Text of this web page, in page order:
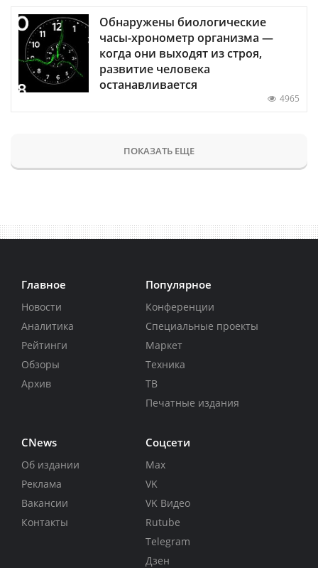
Обнаружены биологические
часы-хронометр организма —
когда они выходят из строя,
развитие человека
останавливается
4965
ПОКАЗАТЬ ЕЩЕ
Главное
Новости
Аналитика
Рейтинги
Обзоры
Архив
Популярное
Конференции
Специальные проекты
Маркет
Техника
ТВ
Печатные издания
CNews
Об издании
Реклама
Вакансии
Контакты
Соцсети
Max
VK
VK Видео
Rutube
Telegram
Дзен